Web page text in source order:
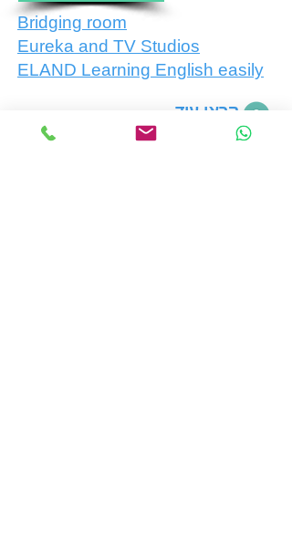
Bridging room
Eureka and TV Studios
ELAND Learning English easily
קראו עוד
חברותא אנושית במציאות סקלבילית / אורי